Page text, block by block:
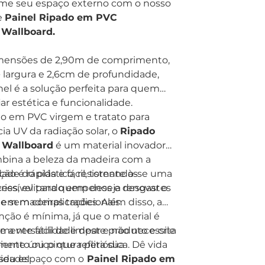
seu espaço externo com o nosso
Painel Ripado em PVC
Wallboard.
de 2,90m de comprimento,
largura e 2,6cm de profundidade,
é a solução perfeita para quem
estética e funcionalidade.
em PVC virgem e tratato para
UV da radiação solar, o Ripado
é um material inovador
a beleza da madeira com a
do plástico, resistente às
evitando empenos e desgastes
madeiras tradicionais.
é rápida e fácil, tornando-se uma
para quem deseja renovar o
sem complicações. Além disso, a
é mínima, já que o material é
fácil de limpar e não necessita
ou pintura periódica. Dê vida
espaço com oPainel Ripado em
a versatilidade deste produto e crie
único que reflita sua